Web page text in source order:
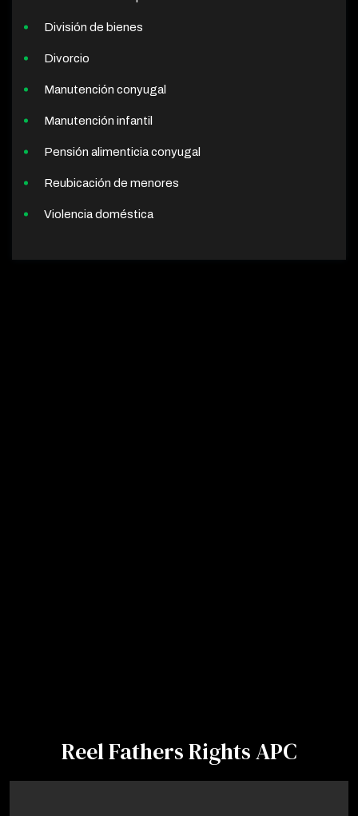
División de bienes
Divorcio
Manutención conyugal
Manutención infantil
Pensión alimenticia conyugal
Reubicación de menores
Violencia doméstica
Reel Fathers Rights APC